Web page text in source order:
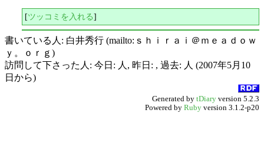
[ツッコミを入れる]
書いている人: 白井秀行 (mailto:ｓｈｉｒａｉ＠ｍｅａｄｏｗ
ｙ。ｏｒｇ)
訪問して下さった人: 今日: 人, 昨日: , 過去: 人 (2007年5月10
日から)
Generated by tDiary version 5.2.3
Powered by Ruby version 3.1.2-p20